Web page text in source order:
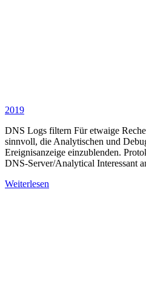
2019
DNS Logs filtern Für etwaige
sinnvoll, die Analytischen und
Ereignisanzeige einzublenden.
DNS-Server/Analytical Interessant
Weiterlesen